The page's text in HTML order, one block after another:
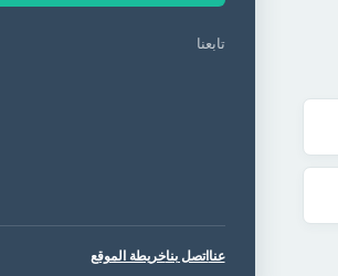
تابعنا
عنا اتصل بناخريطة الموقع